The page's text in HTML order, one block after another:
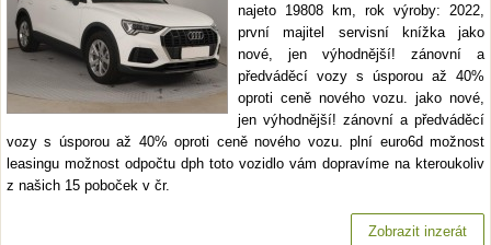
najeto 19808 km, rok výroby: 2022,
první majitel servisní knížka jako
nové, jen výhodnější! zánovní a
předváděcí vozy s úsporou až 40%
oproti ceně nového vozu. jako nové,
jen výhodnější! zánovní a předváděcí
vozy s úsporou až 40% oproti ceně nového vozu. plní euro6d možnost
leasingu možnost odpočtu dph toto vozidlo vám dopravíme na kteroukoliv
z našich 15 poboček v čr.
Zobrazit inzerát